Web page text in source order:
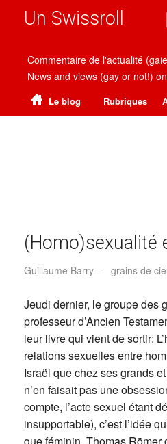
Un Swissroll
Commentaire de l'actualité
News and views (gay or not!)
Le blog Rubriques
(Homo)sexualité
Guillaume Barry - grains de ciel
Jeudi dernier, le groupe des
professeur d’Ancien
leur livre qui vient de sortir:
relations sexuelles entre
Israël que chez ses grands
n’en faisait pas une
compte, l’acte sexuel étant
insupportable), c’est l’idée
que féminin. Thomas